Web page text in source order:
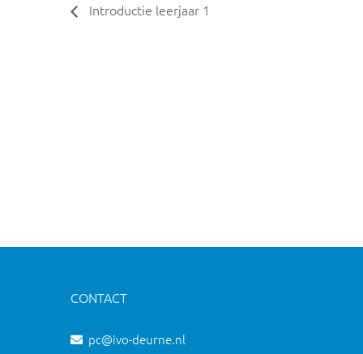
Introductie leerjaar 1
CONTACT
pc@ivo-deurne.nl